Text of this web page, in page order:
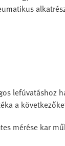
lefúvatáshoz
a
mérése kar